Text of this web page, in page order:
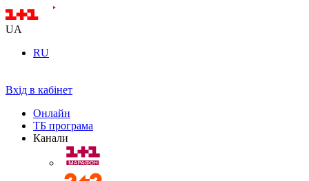
UA
RU
Вхід в кабінет
Онлайн
ТБ програма
Канали